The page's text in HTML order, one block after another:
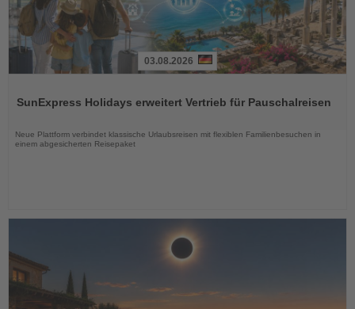
die
03.08.2026
SunExpress Holidays erweitert Vertrieb für Pauschalreisen
Neue Plattform verbindet klassische Urlaubsreisen mit flexiblen Familienbesuchen in
einem abgesicherten Reisepaket